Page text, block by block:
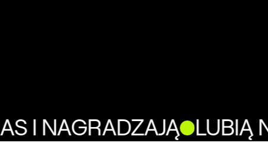
I NAGRADZAJĄ LUBIĄ